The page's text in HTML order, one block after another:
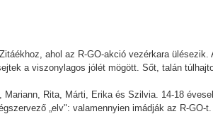
ahol az R-GO-akció vezérkara ülésezik.
a viszonylagos jólét mögött. Sőt, talán
Rita, Márti, Erika és Szilvia. 14-18
„elv": valamennyien imádják az R-GO-t.